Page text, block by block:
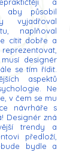
aby působil
vyjadřoval
naplňoval
cítit dobře a
designér
se tím řídit.
aspektů
Ne
v čem se mu
návrháře s
Designér zná
trendy a
předloží,
bydle a